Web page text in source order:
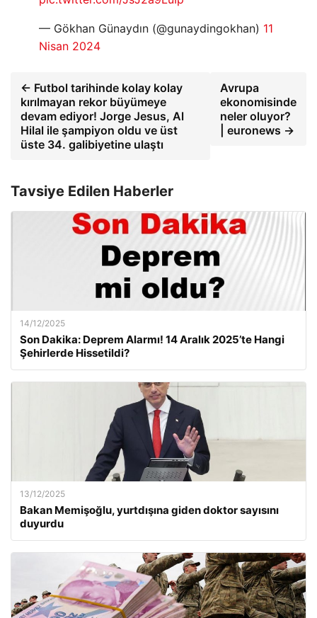
— Gökhan Günaydın (@gunaydingokhan) 11
Nisan 2024
← Futbol tarihinde kolay kolay
kırılmayan rekor büyümeye
devam ediyor! Jorge Jesus, Al
Hilal ile şampiyon oldu ve üst
üste 34. galibiyetine ulaştı
Avrupa
ekonomisinde
neler oluyor?
| euronews →
Tavsiye Edilen Haberler
14/12/2025
Son Dakika: Deprem Alarmı! 14 Aralık 2025’te Hangi
Şehirlerde Hissetildi?
13/12/2025
Bakan Memişoğlu, yurtdışına giden doktor sayısını
duyurdu